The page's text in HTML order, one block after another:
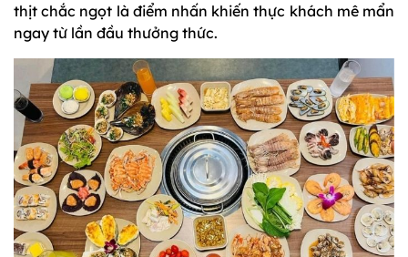
thịt chắc ngọt là điểm nhấn khiến thực khách mê mẩn
ngay từ lần đầu thưởng thức.